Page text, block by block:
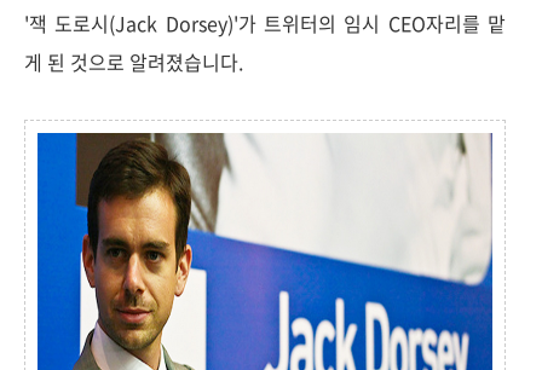
'잭 도로시(Jack Dorsey)'가 트위터의 임시 CEO자리를 맡
게 된 것으로 알려졌습니다.